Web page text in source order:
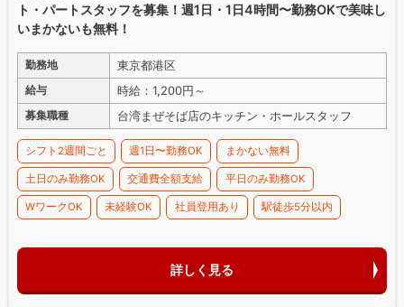
ト・パートスタッフを募集！週1日・1日4時間〜勤務OKで美味し
いまかないも無料！
勤務地 東京都港区
給与 時給：1,200円～
募集職種 台湾まぜそば店のキッチン・ホールスタッフ
シフト2週間ごと 週1日〜勤務OK まかない無料
土日のみ勤務OK 交通費全額支給 平日のみ勤務OK
WワークOK 未経験OK 社員登用あり 駅徒歩5分以内
詳しく見る